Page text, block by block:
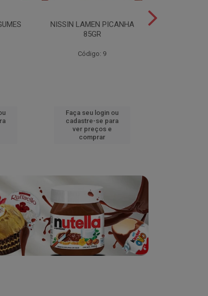
NISSIN LAMEN PICANHA
85GR
Código: 9
Faça seu login ou
cadastre-se para
ver preços e
comprar